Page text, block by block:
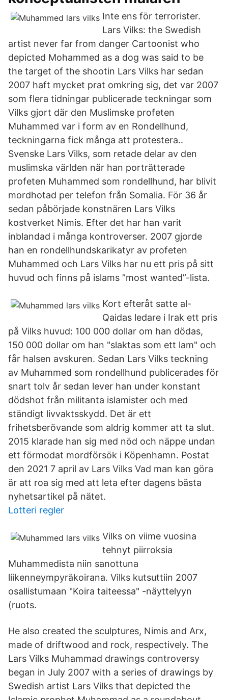
Inte ens för terrorister.
Lars Vilks: the Swedish
artist never far from danger Cartoonist who
depicted Mohammed as a dog was said to be
the target of the shootin Lars Vilks har sedan
2007 haft mycket prat omkring sig, det var 2007
som flera tidningar publicerade teckningar som
Vilks gjort där den Muslimske profeten
Muhammed var i form av en Rondellhund,
teckningarna fick många att protestera..
Svenske Lars Vilks, som retade delar av den
muslimska världen när han porträtterade
profeten Muhammed som rondellhund, har blivit
mordhotad per telefon från Somalia. För 36 år
sedan påbörjade konstnären Lars Vilks
kostverket Nimis. Efter det har han varit
inblandad i många kontroverser. 2007 gjorde
han en rondellhundskarikatyr av profeten
Muhammed och Lars Vilks har nu ett pris på sitt
huvud och finns på islams ”most wanted”-lista.
Kort efteråt satte al-
Qaidas ledare i Irak ett pris
på Vilks huvud: 100 000 dollar om han dödas,
150 000 dollar om han "slaktas som ett lam" och
får halsen avskuren. Sedan Lars Vilks teckning
av Muhammed som rondellhund publicerades för
snart tolv år sedan lever han under konstant
dödshot från militanta islamister och med
ständigt livvaktsskydd. Det är ett
frihetsberövande som aldrig kommer att ta slut.
2015 klarade han sig med nöd och näppe undan
ett förmodat mordförsök i Köpenhamn. Postat
den 2021 7 april av Lars Vilks Vad man kan göra
är att roa sig med att leta efter dagens bästa
nyhetsartikel på nätet.
Lotteri regler
Vilks on viime vuosina
tehnyt piirroksia
Muhammedista niin sanottuna
liikenneympyräkoirana. Vilks kutsuttiin 2007
osallistumaan "Koira taiteessa" -näyttelyyn
(ruots.
He also created the sculptures, Nimis and Arx,
made of driftwood and rock, respectively. The
Lars Vilks Muhammad drawings controversy
began in July 2007 with a series of drawings by
Swedish artist Lars Vilks that depicted the